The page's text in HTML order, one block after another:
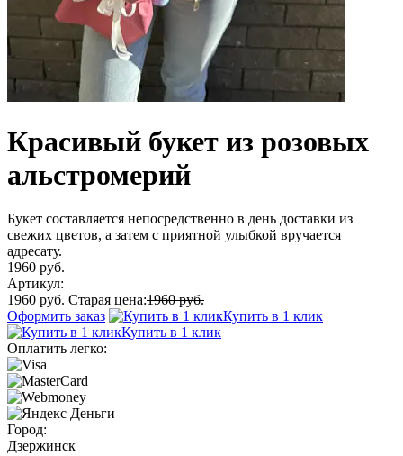
Красивый букет из розовых
альстромерий
Букет составляется непосредственно в день доставки из
свежих цветов, а затем с приятной улыбкой вручается
адресату.
1960 руб.
Артикул:
1960 руб. Старая цена:1960 руб.
Оформить заказ
Купить в 1 клик
Купить в 1 клик
Оплатить легко:
Город:
Дзержинск